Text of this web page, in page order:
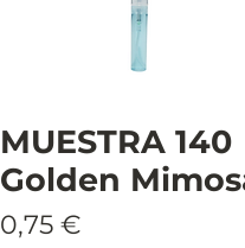
MUESTRA 140
Golden
0,75 €